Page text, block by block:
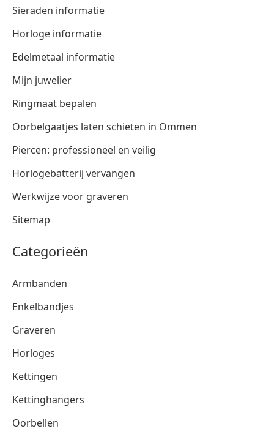
Sieraden informatie
Horloge informatie
Edelmetaal informatie
Mijn juwelier
Ringmaat bepalen
Oorbelgaatjes laten schieten in Ommen
Piercen: professioneel en veilig
Horlogebatterij vervangen
Werkwijze voor graveren
Sitemap
Categorieën
Armbanden
Enkelbandjes
Graveren
Horloges
Kettingen
Kettinghangers
Oorbellen